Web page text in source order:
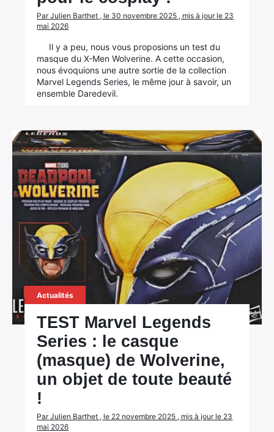
Par Julien Barthet , le 30 novembre 2025 , mis à jour le 23
mai 2026
Il y a peu, nous vous proposions un test du
masque du X-Men Wolverine. A cette occasion,
nous évoquions une autre sortie de la collection
Marvel Legends Series, le même jour à savoir, un
ensemble Daredevil.
Actualités
TEST Marvel Legends
Series : le casque
(masque) de Wolverine,
un objet de toute beauté
!
Par Julien Barthet , le 22 novembre 2025 , mis à jour le 23
mai 2026
Rechercher
: